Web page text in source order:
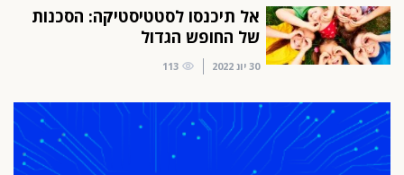
אל תיכנסו לסטטיסטיקה: הסכנות
של החופש הגדול
30 יונ 2022 113